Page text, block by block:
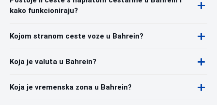
kako funkcioniraju?
Kojom stranom ceste voze u Bahrein?
Koja je valuta u Bahrein?
Koja je vremenska zona u Bahrein?